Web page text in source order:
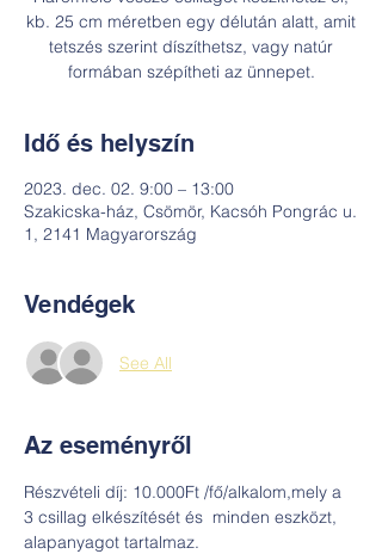
kb. 25 cm méretben egy délután alatt, amit
tetszés szerint díszíthetsz, vagy natúr
formában szépítheti az ünnepet.
Idő és helyszín
2023. dec. 02. 9:00 – 13:00
Szakicska-ház, Csömör, Kacsóh Pongrác u.
1, 2141 Magyarország
Vendégek
See All
Az eseményről
Részvételi díj: 10.000Ft /fő/alkalom,mely a
3 csillag elkészítését és  minden eszközt,
alapanyagot tartalmaz.